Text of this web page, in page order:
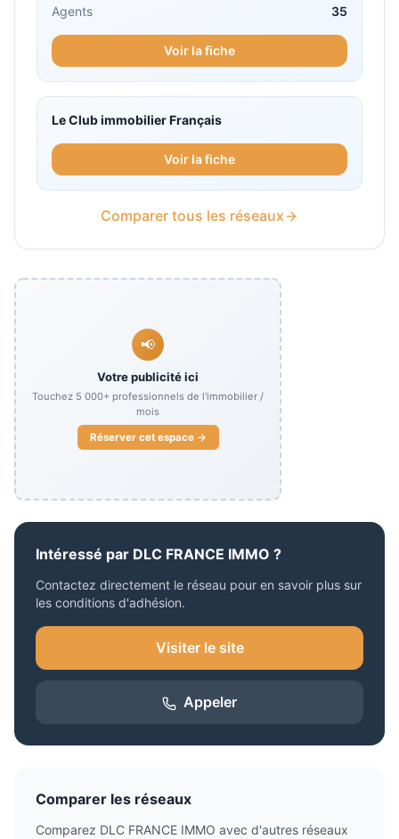
Agents
35
Voir la fiche
Le Club immobilier Français
Voir la fiche
Comparer tous les réseaux
📢
Votre publicité ici
Touchez 5 000+ professionnels de l'immobilier /
mois
Réserver cet espace →
Intéressé par DLC FRANCE IMMO ?
Contactez directement le réseau pour en savoir plus sur
les conditions d'adhésion.
Visiter le site
Appeler
Comparer les réseaux
Comparez DLC FRANCE IMMO avec d'autres réseaux